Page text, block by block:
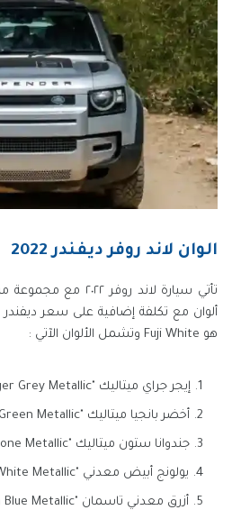
الوان لاند روفر ديفندر 2022
هو Fuji White وتشمل الألوان الآتي :
إيجر جراي ميتاليك "Eiger Grey Metallic".
أخضر بانجيا ميتاليك "Pangea Green Metallic".
جندوانا ستون ميتاليك "Gondwana Stone Metallic.
يولونج أبيض معدني "Yulong White Metallic".
أزرق معدني تاسمان "Tasman Blue Metallic".